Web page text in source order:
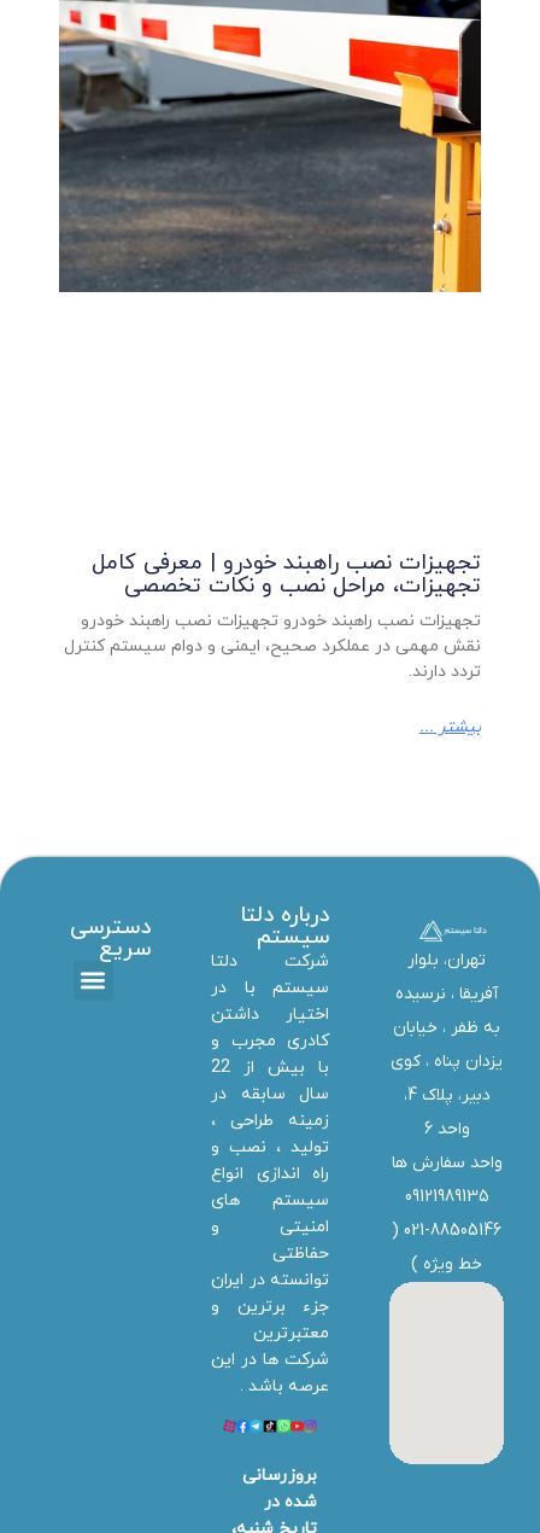
تجهیزات نصب راهبند خودرو | معرفی کامل
تجهیزات، مراحل نصب و نکات تخصصی
تجهیزات نصب راهبند خودرو تجهیزات نصب راهبند خودرو
نقش مهمی در عملکرد صحیح، ایمنی و دوام سیستم کنترل
تردد دارند.
بیشتر ...
تهران، بلوار
آفریقا ، نرسیده
به ظفر ،‌ خیابان
یزدان پناه ، کوی
دبیر، پلاک 4،
واحد 6
واحد سفارش ها
09121989135
021-88505146 (
خط ویژه )
درباره دلتا
سیستم
شرکت دلتا
سیستم با در
اختیار داشتن
کادری مجرب و
با بیش از 22
سال سابقه در
زمینه طراحی ،
تولید ، نصب و
راه اندازی انواع
سیستم های
امنیتی و
حفاظتی
توانسته در ایران
جزء برترین و
معتبرترین
شرکت ها در این
عرصه باشد .
بروزرسانی
شده در
تاریخ شنبه،
دسترسی
سریع